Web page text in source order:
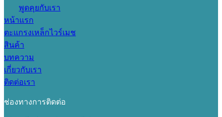
พูดคุยกับเรา
หน้าแรก
ตะแกรงเหล็กไวร์เมช
สินค้า
บทความ
เกี่ยวกับเรา
ติดต่อเรา
ช่องทางการติดต่อ